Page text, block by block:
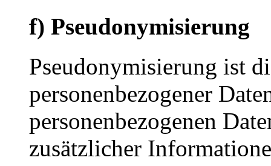
f) Pseudonymisierung
Pseudonymisierung ist
personenbezogener
personenbezogenen
zusätzlicher